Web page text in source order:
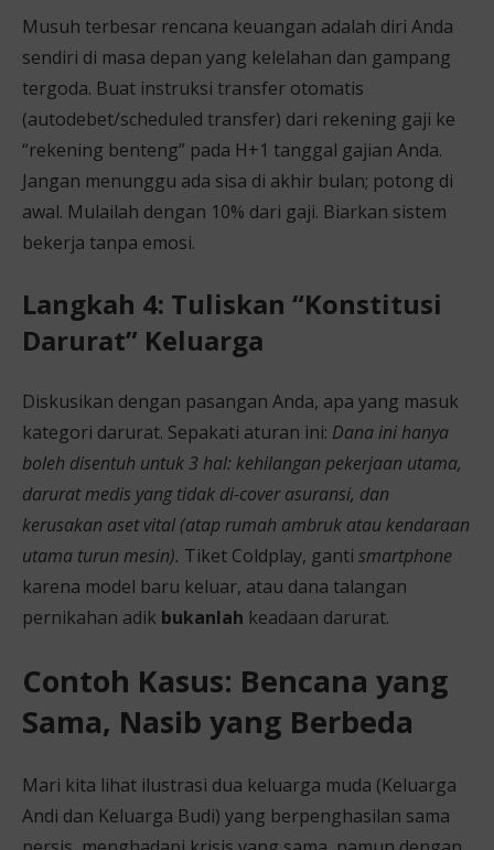
Musuh terbesar rencana keuangan adalah diri Anda
sendiri di masa depan yang kelelahan dan gampang
tergoda. Buat instruksi transfer otomatis
(autodebet/scheduled transfer) dari rekening gaji ke
“rekening benteng” pada H+1 tanggal gajian Anda.
Jangan menunggu ada sisa di akhir bulan; potong di
awal. Mulailah dengan 10% dari gaji. Biarkan sistem
bekerja tanpa emosi.
Langkah 4: Tuliskan “Konstitusi
Darurat” Keluarga
Diskusikan dengan pasangan Anda, apa yang masuk
kategori darurat. Sepakati aturan ini: Dana ini hanya
boleh disentuh untuk 3 hal: kehilangan pekerjaan utama,
darurat medis yang tidak di-cover asuransi, dan
kerusakan aset vital (atap rumah ambruk atau kendaraan
utama turun mesin). Tiket Coldplay, ganti smartphone
karena model baru keluar, atau dana talangan
pernikahan adik bukanlah keadaan darurat.
Contoh Kasus: Bencana yang
Sama, Nasib yang Berbeda
Mari kita lihat ilustrasi dua keluarga muda (Keluarga
Andi dan Keluarga Budi) yang berpenghasilan sama